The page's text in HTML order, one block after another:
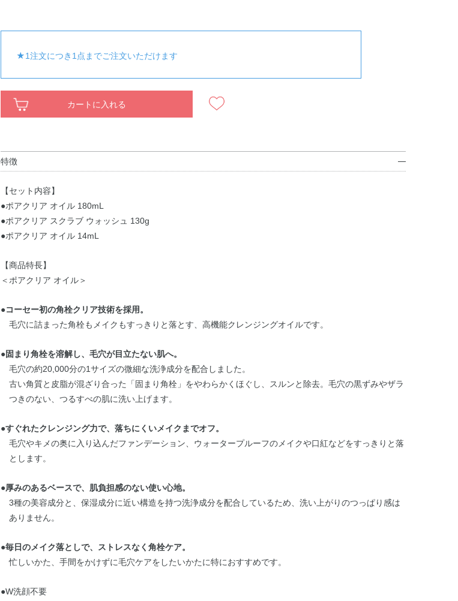
★1注文につき1点までご注文いただけます
カートに入れる
特徴
【セット内容】
●ポアクリア オイル 180mL
●ポアクリア スクラブ ウォッシュ 130g
●ポアクリア オイル 14mL
【商品特長】
＜ポアクリア オイル＞
●コーセー初の角栓クリア技術を採用。
毛穴に詰まった角栓もメイクもすっきりと落とす、高機能クレンジングオイルです。
●固まり角栓を溶解し、毛穴が目立たない肌へ。
毛穴の約20,000分の1サイズの微細な洗浄成分を配合しました。
古い角質と皮脂が混ざり合った「固まり角栓」をやわらかくほぐし、スルンと除去。毛穴の黒ずみやザラ
つきのない、つるすべの肌に洗い上げます。
●すぐれたクレンジング力で、落ちにくいメイクまでオフ。
毛穴やキメの奥に入り込んだファンデーション、ウォータープルーフのメイクや口紅などをすっきりと落
とします。
●厚みのあるベースで、肌負担感のない使い心地。
3種の美容成分と、保湿成分に近い構造を持つ洗浄成分を配合しているため、洗い上がりのつっぱり感は
ありません。
●毎日のメイク落としで、ストレスなく角栓ケア。
忙しいかた、手間をかけずに毛穴ケアをしたいかたに特におすすめです。
●W洗顔不要